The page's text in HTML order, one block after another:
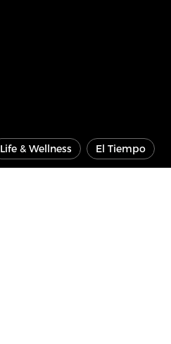
Life & Wellness El Tiempo